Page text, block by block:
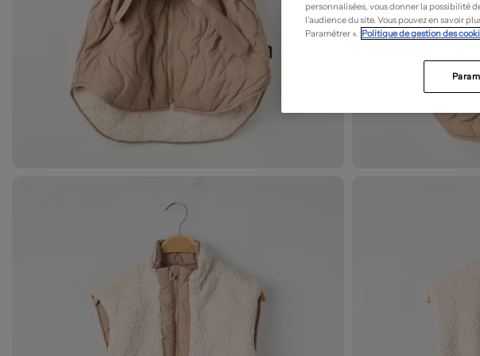
personnalisées, vous donner la possibilité
l’audience du site. Vous pouvez en savoir
Paramétrer ». Politique de gestion des